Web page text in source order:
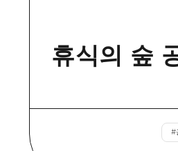
휴식의 숲
#